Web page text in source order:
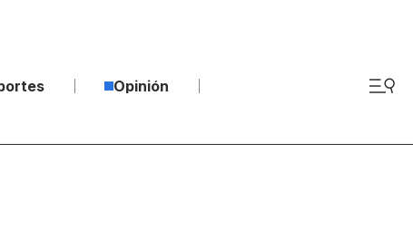
Opinión